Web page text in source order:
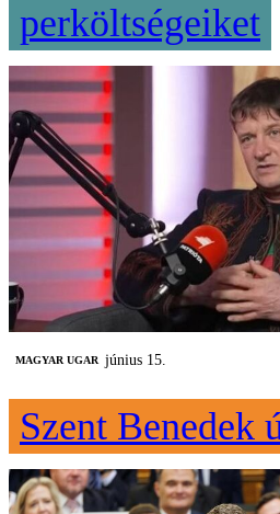
perköltségeiket
MAGYAR UGAR június 15.
Szent Benedek